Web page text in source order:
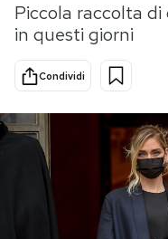
Tecnologia
Internet
Scienza
Cultura
Economia
PODCAST
Piccola raccolta
in questi giorni
Condividi